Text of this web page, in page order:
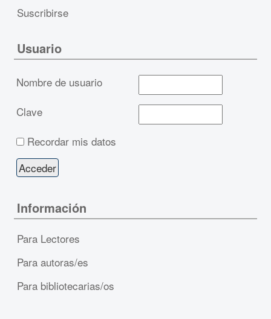
Suscribirse
Usuario
Nombre de usuario
Clave
Recordar mis datos
Información
Para Lectores
Para autoras/es
Para bibliotecarias/os